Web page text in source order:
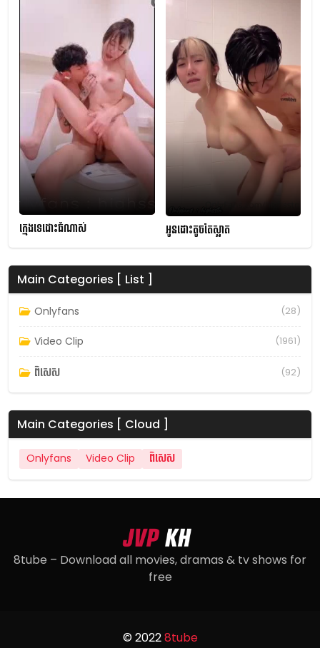
ក្មេងទេដោះធំណាស់ អូនដោះតូចតែស្អាត
Main Categories [ List ]
Onlyfans (28)
Video Clip (1961)
ពិសេស (92)
Main Categories [ Cloud ]
Onlyfans Video Clip ពិសេស
8tube – Download all movies, dramas & tv shows for
free
© 20228tube